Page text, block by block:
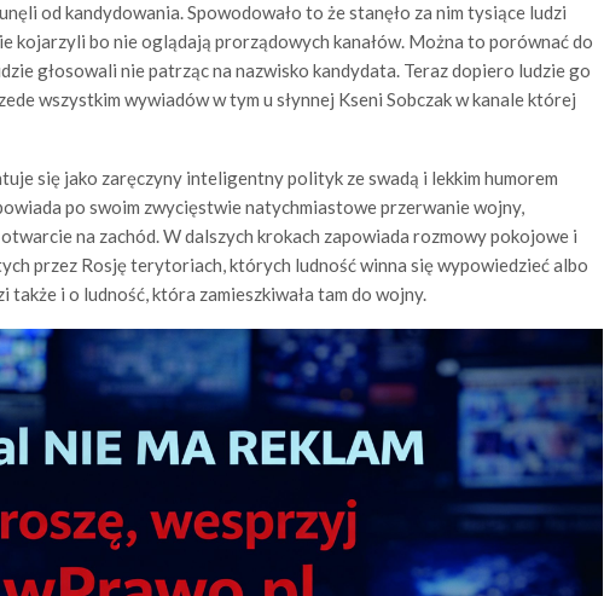
od kandydowania. Spowodowało to że stanęło za nim tysiące ludzi
kojarzyli bo nie oglądają prorządowych kanałów. Można to porównać do
głosowali nie patrząc na nazwisko kandydata. Teraz dopiero ludzie go
wszystkim wywiadów w tym u słynnej Kseni Sobczak w kanale której
się jako zaręczyny inteligentny polityk ze swadą i lekkim humorem
po swoim zwycięstwie natychmiastowe przerwanie wojny,
na zachód. W dalszych krokach zapowiada rozmowy pokojowe i
przez Rosję terytoriach, których ludność winna się wypowiedzieć albo
także i o ludność, która zamieszkiwała tam do wojny.